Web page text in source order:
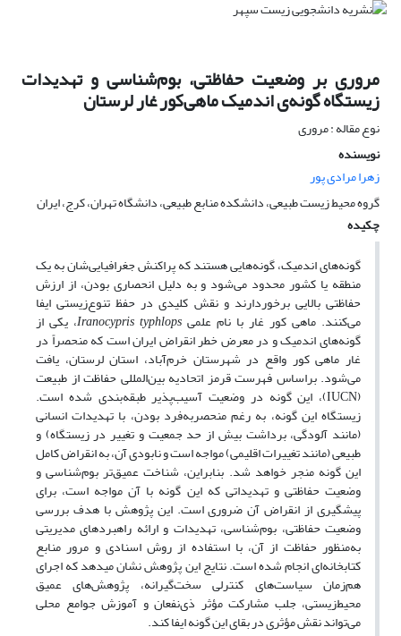
مروری بر وضعیت حفاظتی، بوم‌شناسی و تهدیدات
زیستگاه گونه‌ی اندمیک ماهی‌کور غار لرستان
نوع مقاله : مروری
نویسنده
زهرا مرادی پور
گروه محیط زیست طبیعی، دانشکده منابع طبیعی، دانشگاه تهران، کرج، ایران
چکیده
گونه‌های اندمیک، گونه‌هایی هستند که پراکنش جغرافیایی‌شان به یک
منطقه یا کشور محدود می‌شود و به دلیل انحصاری بودن، از ارزش
حفاظتی بالایی برخوردارند و نقش کلیدی در حفظ تنوع‌زیستی ایفا
می‌کنند. ماهی کور غار با نام علمی Iranocypris typhlops، یکی از
گونه‌های اندمیک و در معرض خطر انقراض ایران است که منحصراً در
غار ماهی کور واقع در شهرستان خرم‌آباد، استان لرستان، یافت
می‌شود. براساس فهرست قرمز اتحادیه بین‌المللی حفاظت از طبیعت
(IUCN)، این گونه در وضعیت آسیب‌پذیر طبقه‌بندی شده است.
زیستگاه این گونه، به رغم منحصربه‌فرد بودن، با تهدیدات انسانی
(مانند آلودگی، برداشت بیش از حد جمعیت و تغییر در زیستگاه) و
طبیعی (مانند تغییرات اقلیمی) مواجه است و نابودی آن، به انقراض کامل
این گونه منجر خواهد شد. بنابراین، شناخت عمیق‌تر بوم‌شناسی و
وضعیت حفاظتی و تهدیداتی که این گونه با آن مواجه است، برای
پیشگیری از انقراض آن ضروری است. این پژوهش با هدف بررسی
وضعیت حفاظتی، بوم‌شناسی، تهدیدات و ارائه راهبردهای مدیریتی
به‌منظور حفاظت از آن، با استفاده از روش اسنادی و مرور منابع
کتابخانه‌ای انجام شده است. نتایج این پژوهش نشان می­دهد که اجرای
هم‌زمان سیاست‌های کنترلی سخت‌گیرانه، پژوهش‌های عمیق
محیط‌زیستی، جلب مشارکت مؤثر ذی‌نفعان و آموزش جوامع محلی
می‌تواند نقش مؤثری در بقای این گونه ایفا کند.